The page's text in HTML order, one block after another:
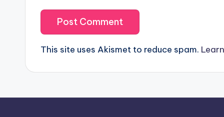
This site uses Akismet to reduce spam.